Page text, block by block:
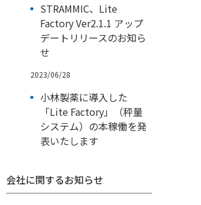
STRAMMIC、Lite
Factory Ver2.1.1 アップ
デートリリースのお知ら
せ
2023/06/28
小林製薬に導入した
「Lite Factory」（秤量
システム）の本稼働を発
表いたします
会社に関するお知らせ